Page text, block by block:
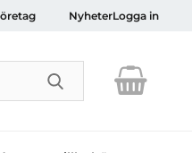
NyheterLogga in
Genomför